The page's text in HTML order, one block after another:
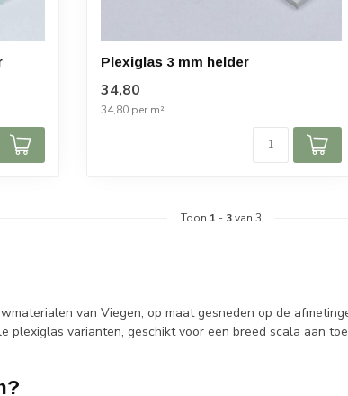
Plexiglas 3 mm helder
34,80
34,80 per m²
Toon 1 - 3van 3
van Viegen, op maat gesneden op de
plexiglas varianten, geschikt voor een breed scala aan